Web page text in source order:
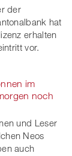
der
hat
erhalten
vor.
im
noch
und Leser
Neos
auch